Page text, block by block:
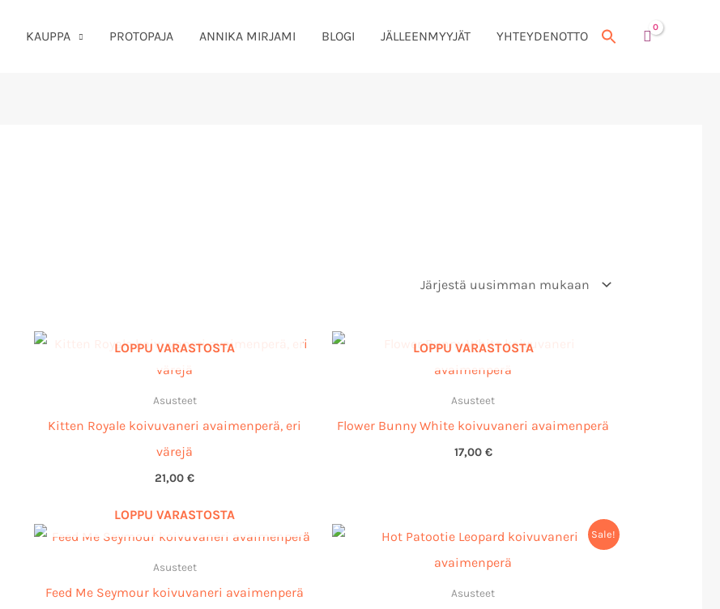
KAUPPA PROTOPAJA ANNIKA MIRJAMI BLOGI JÄLLEENMYYJÄT YHTEYDENOTTO
LOPPU VARASTOSTA
Asusteet
Kitten Royale koivuvaneri avaimenperä, eri
värejä
21,00€
LOPPU VARASTOSTA
Asusteet
Flower Bunny White koivuvaneri avaimenperä
17,00 €
LOPPU VARASTOSTA
Asusteet
Feed Me Seymour koivuvaneri avaimenperä
Sale!
Asusteet
Alkuperäinen
hinta
oli:
14,00 €.
Nykyinen
hinta